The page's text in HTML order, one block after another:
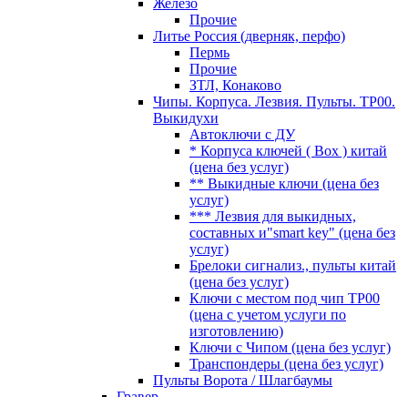
Железо
Прочие
Литье Россия (дверняк, перфо)
Пермь
Прочие
ЗТЛ, Конаково
Чипы. Корпуса. Лезвия. Пульты. TP00.
Выкидухи
Автоключи с ДУ
* Корпуса ключей ( Box ) китай
(цена без услуг)
** Выкидные ключи (цена без
услуг)
*** Лезвия для выкидных,
составных и"smart key" (цена без
услуг)
Брелоки сигнализ., пульты китай
(цена без услуг)
Ключи с местом под чип TP00
(цена с учетом услуги по
изготовлению)
Ключи с Чипом (цена без услуг)
Транспондеры (цена без услуг)
Пульты Ворота / Шлагбаумы